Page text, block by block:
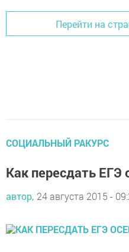
Перейти на
СОЦИАЛЬНЫЙ РАКУРС
Как пересдать ЕГЭ
автор, 24 августа 2015 -